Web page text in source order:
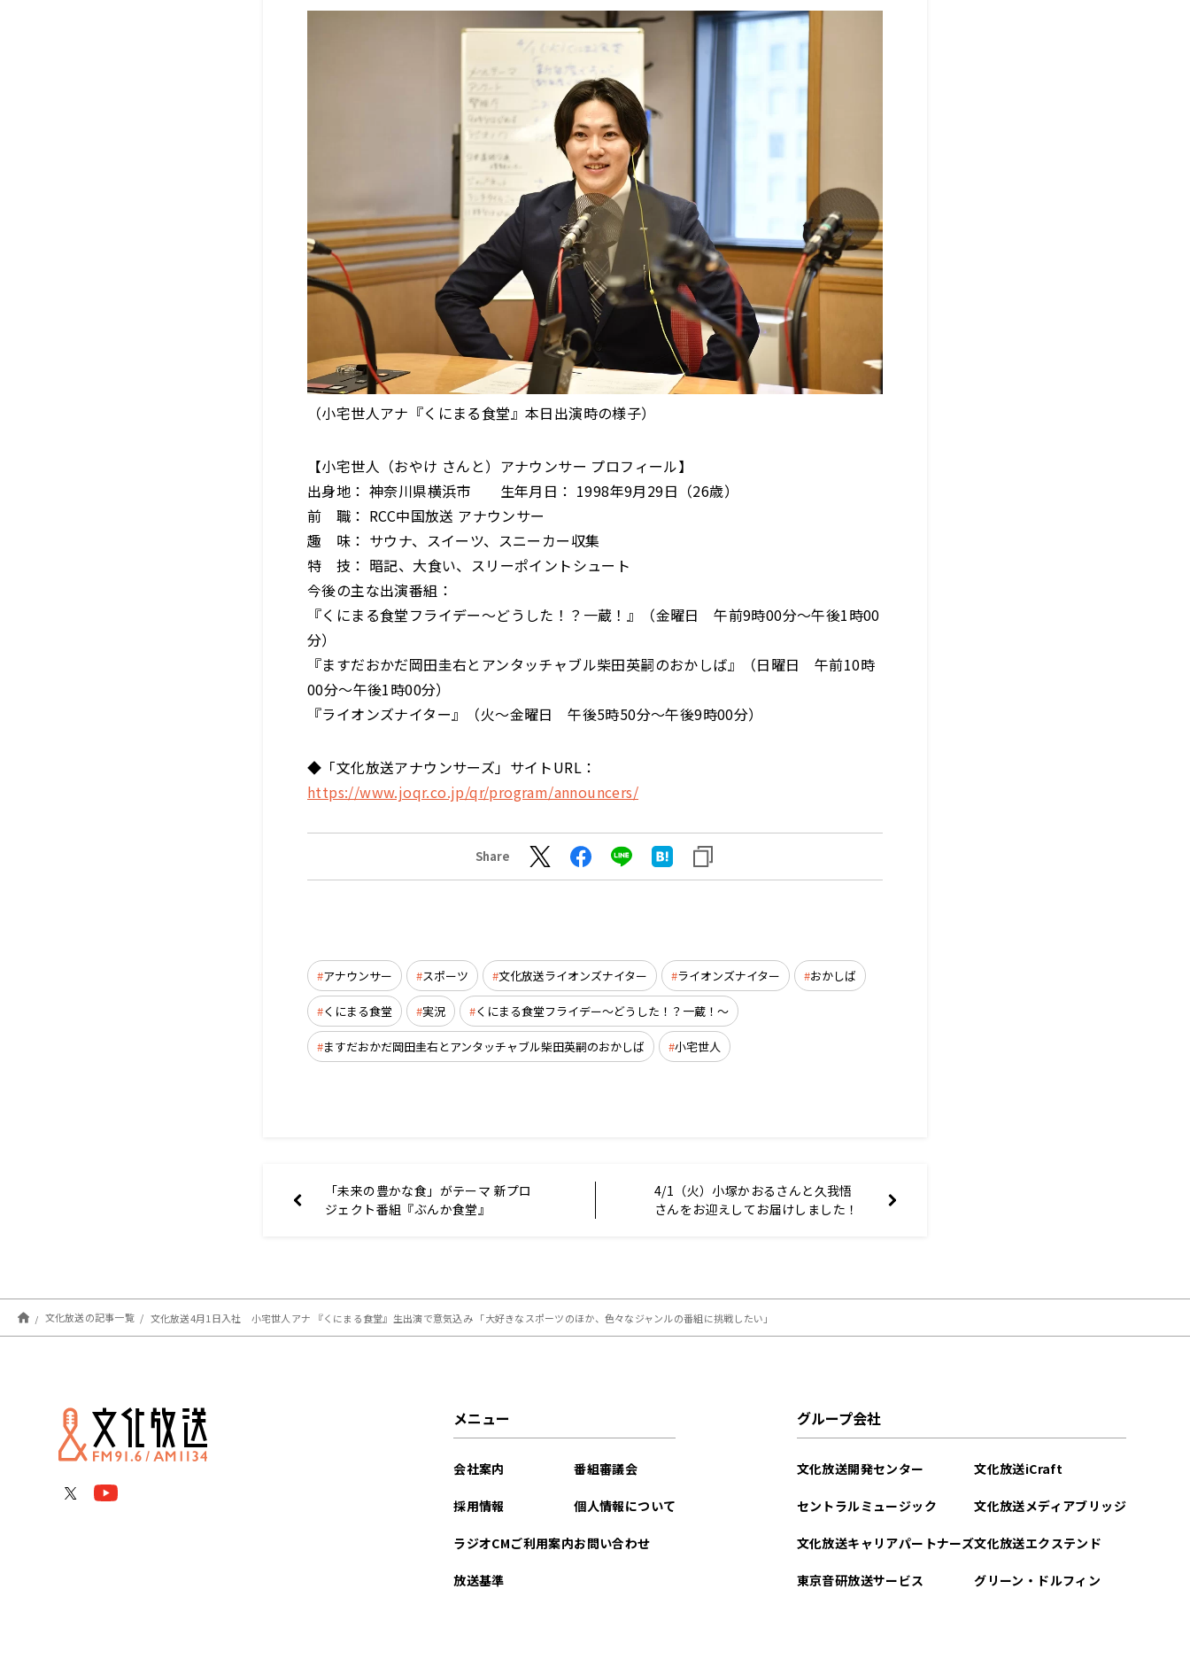
（小宅世人アナ『くにまる食堂』本日出演時の様子）
【小宅世人（おやけ さんと）アナウンサー プロフィール】
出身地： 神奈川県横浜市 生年月日： 1998年9月29日（26歳）
前 職： RCC中国放送 アナウンサー
趣 味： サウナ、スイーツ、スニーカー収集
特 技： 暗記、大食い、スリーポイントシュート
今後の主な出演番組：
『くにまる食堂フライデー～どうした！？一蔵！』（金曜日 午前9時00分～午後1時00
分）
『ますだおかだ岡田圭右とアンタッチャブル柴田英嗣のおかしば』（日曜日 午前10時
00分～午後1時00分）
『ライオンズナイター』（火～金曜日 午後5時50分～午後9時00分）
◆「文化放送アナウンサーズ」サイトURL：
https://www.joqr.co.jp/qr/program/announcers/
Share
アナウンサー スポーツ 文化放送ライオンズナイター ライオンズナイター おかしば
くにまる食堂 実況 くにまる食堂フライデー～どうした！？一蔵！～
ますだおかだ岡田圭右とアンタッチャブル柴田英嗣のおかしば 小宅世人
「未来の豊かな食」がテーマ 新プロ
ジェクト番組『ぶんか食堂』
4/1（火）小塚かおるさんと久我悟
さんをお迎えしてお届けしました！
文化放送の記事一覧 文化放送4月1日入社 小宅世人アナ 『くにまる食堂』生出演で意気込み 「大好きなスポーツのほか、色々なジャンルの番組に挑戦したい」
メニュー
会社案内
採用情報
ラジオCMご利用案内
放送基準
番組審議会
個人情報について
お問い合わせ
グループ会社
文化放送開発センター
セントラルミュージック
文化放送キャリアパートナーズ
東京音研放送サービス
文化放送iCraft
文化放送メディアブリッジ
文化放送エクステンド
グリーン・ドルフィン